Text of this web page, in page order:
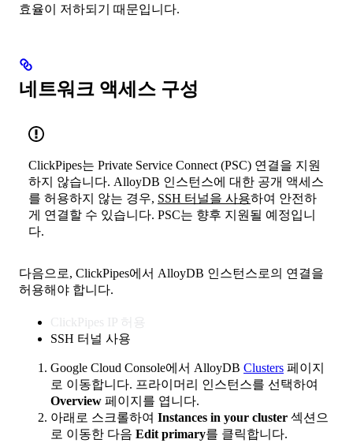
효율이 저하되기 때문입니다.
네트워크 액세스 구성
ClickPipes는 Private Service Connect (PSC) 연결을 지원
하지 않습니다. AlloyDB 인스턴스에 대한 공개 액세스
를 허용하지 않는 경우, SSH 터널을 사용하여 안전하
게 연결할 수 있습니다. PSC는 향후 지원될 예정입니
다.
다음으로, ClickPipes에서 AlloyDB 인스턴스로의 연결을
허용해야 합니다.
ClickPipes IP 허용
SSH 터널 사용
Google Cloud Console에서 AlloyDB Clusters 페이지
로 이동합니다. 프라이머리 인스턴스를 선택하여
Overview 페이지를 엽니다.
아래로 스크롤하여 Instances in your cluster 섹션으
로 이동한 다음 Edit primary를 클릭합니다.